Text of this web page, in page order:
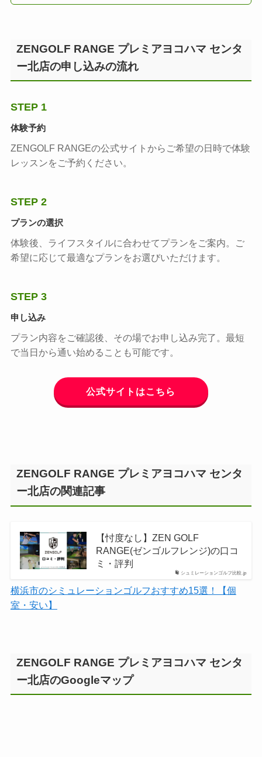
ZENGOLF RANGE プレミアヨコハマ センタ
ー北店の申し込みの流れ
STEP 1
体験予約
ZENGOLF RANGEの公式サイトからご希望の日時で体験
レッスンをご予約ください。
STEP 2
プランの選択
体験後、ライフスタイルに合わせてプランをご案内。ご
希望に応じて最適なプランをお選びいただけます。
STEP 3
申し込み
プラン内容をご確認後、その場でお申し込み完了。最短
で当日から通い始めることも可能です。
公式サイトはこちら
ZENGOLF RANGE プレミアヨコハマ センタ
ー北店の関連記事
シュミレーションゴルフ比較.jp
【忖度なし】ZEN GOLF
RANGE(ゼンゴルフレンジ)の口コ
ミ・評判
横浜市のシミュレーションゴルフおすすめ15選！【個
室・安い】
ZENGOLF RANGE プレミアヨコハマ センタ
ー北店のGoogleマップ